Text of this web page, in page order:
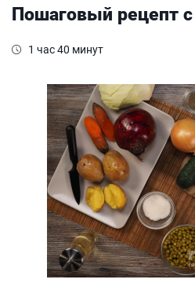
Пошаговый рецепт
1 час 40 минут